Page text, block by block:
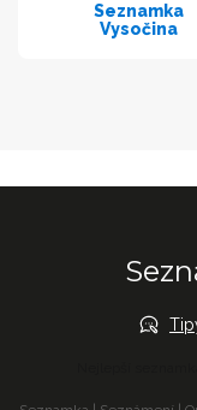
Seznamka
Vysočina